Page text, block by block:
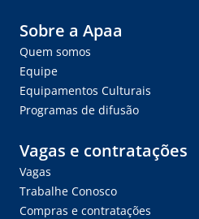
Sobre a Apaa
Quem somos
Equipe
Equipamentos Culturais
Programas de difusão
Vagas e contratações
Vagas
Trabalhe Conosco
Compras e contratações